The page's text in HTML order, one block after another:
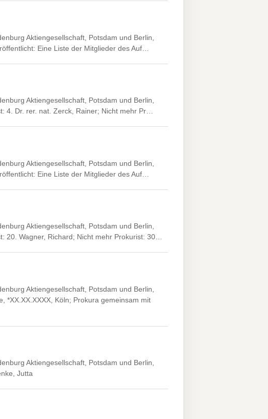
Aktiengesellschaft, Potsdam und Berlin,
Eine Liste der Mitglieder des Auf…
Aktiengesellschaft, Potsdam und Berlin,
4. Dr. rer. nat. Zerck, Rainer; Nicht mehr Pr…
Aktiengesellschaft, Potsdam und Berlin,
Eine Liste der Mitglieder des Auf…
Aktiengesellschaft, Potsdam und Berlin,
20. Wagner, Richard; Nicht mehr Prokurist: 30…
Aktiengesellschaft, Potsdam und Berlin,
*XX.XX.XXXX, Köln; Prokura gemeinsam mit
Aktiengesellschaft, Potsdam und Berlin,
Jutta